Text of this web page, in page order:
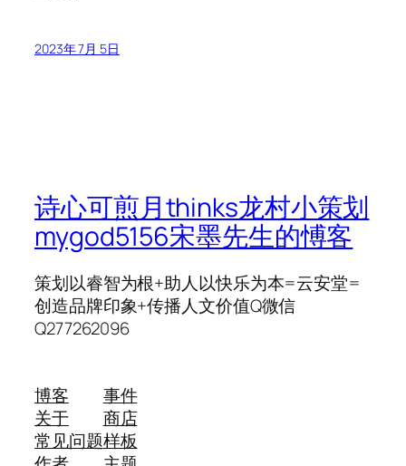
2023年 7月 5日
诗心可煎月thinks龙村小策划
mygod5156宋墨先生的愽客
策划以睿智为根+助人以快乐为本=云安堂=
创造品牌印象+传播人文价值Q微信
Q277262096
博客
关于
常见问题
事件
商店
样板